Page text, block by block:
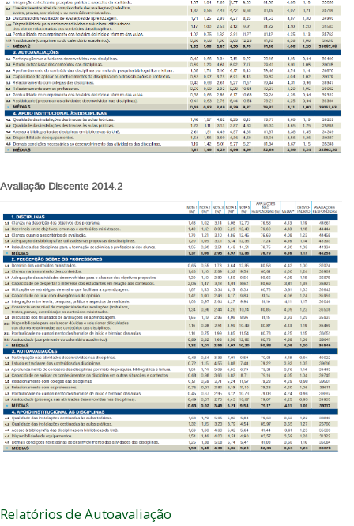
Avaliação Discente 2014.2
Relatórios de Autoavaliação